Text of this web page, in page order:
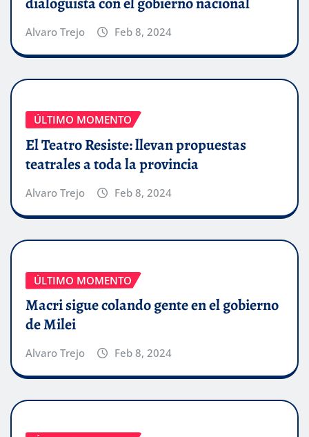
Alvaro Trejo Feb 8, 2024
ÚLTIMO MOMENTO
El Teatro Resiste: llevan propuestas
teatrales a toda la provincia
Alvaro Trejo Feb 8, 2024
ÚLTIMO MOMENTO
Macri sigue colando gente en el gobierno
de Milei
Alvaro Trejo Feb 8, 2024